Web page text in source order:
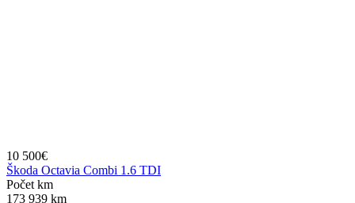
10 500€
Škoda Octavia Combi 1.6 TDI
Počet km
173 939 km